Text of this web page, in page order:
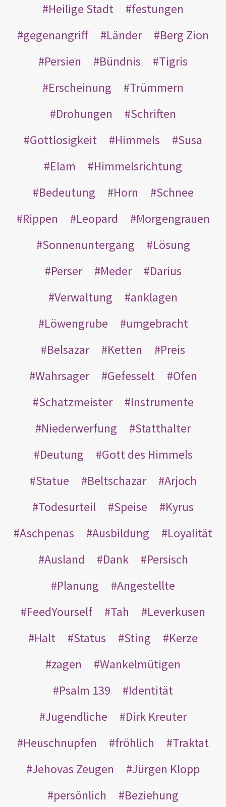
Heilige Stadt
festungen
gegenangriff
Länder
Berg Zion
Persien
Bündnis
Tigris
Erscheinung
Trümmern
Drohungen
Schriften
Gottlosigkeit
Himmels
Susa
Elam
Himmelsrichtung
Bedeutung
Horn
Schnee
Rippen
Leopard
Morgengrauen
Sonnenuntergang
Lösung
Perser
Meder
Darius
Verwaltung
anklagen
Löwengrube
umgebracht
Belsazar
Ketten
Preis
Wahrsager
Gefesselt
Ofen
Schatzmeister
Instrumente
Niederwerfung
Statthalter
Deutung
Gott des Himmels
Statue
Beltschazar
Arjoch
Todesurteil
Speise
Kyrus
Aschpenas
Ausbildung
Loyalität
Ausland
Dank
Persisch
Planung
Angestellte
FeedYourself
Tah
Leverkusen
Halt
Status Sting
Kerze
zagen
Wankelmütigen
Psalm 139
Identität
Jugendliche
Dirk Kreuter
Heuschnupfen
fröhlich
Traktat
Jehovas Zeugen
Jürgen Klopp
persönlich
Beziehung